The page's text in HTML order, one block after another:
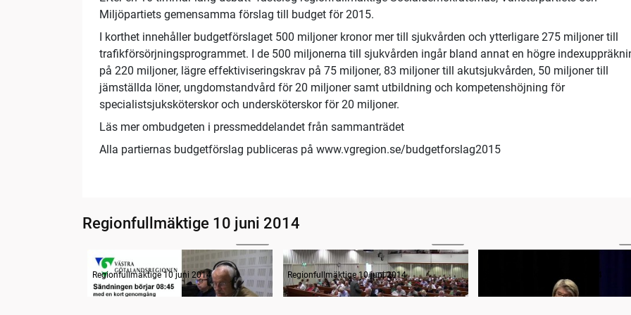
Miljöpartiets gemensamma förslag till budget för 2015.
I korthet innehåller budgetförslaget 500 miljoner kronor mer till sjukvården och ytterligare 275 miljoner till
trafikförsörjningsprogrammet. I de 500 miljonerna till sjukvården ingår bland annat en högre
på 220 miljoner, lägre effektiviseringskrav på 75 miljoner, 83 miljoner till akutsjukvården, 50 miljoner till
jämställda löner, ungdomstandvård för 20 miljoner samt utbildning och kompetenshöjning för
specialistsjuksköterskor och undersköterskor för 20 miljoner.
Läs mer ombudgeten i pressmeddelandet från sammanträdet
Alla partiernas budgetförslag publiceras på www.vgregion.se/budgetforslag2015
Regionfullmäktige 10 juni 2014
Radion informerar
Regionfullmäktige 10 juni 2014
Sammanträdets öppnande
Regionfullmäktige 10 juni 2014